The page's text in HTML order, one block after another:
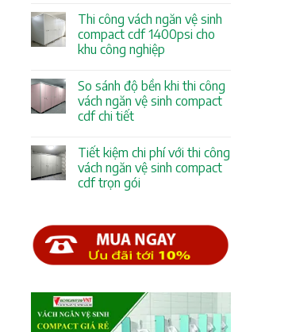
Thi công vách ngăn vệ sinh
compact cdf 1400psi cho
khu công nghiệp
So sánh độ bền khi thi công
vách ngăn vệ sinh compact
cdf chi tiết
Tiết kiệm chi phí với thi công
vách ngăn vệ sinh compact
cdf trọn gói